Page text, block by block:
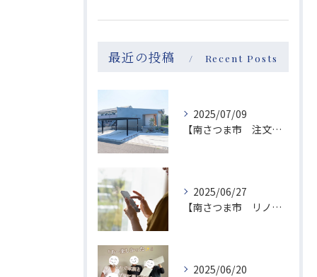
最近の投稿 Recent Posts
2025/07/09
【南さつま市 注文住宅】Instagramがバズり中？！
2025/06/27
【南さつま市 リノベーション】お問い合わせお礼
2025/06/20